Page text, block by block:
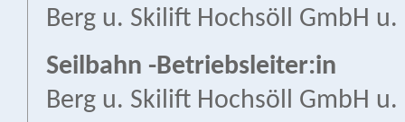
Berg u. Skilift Hochsöll GmbH u.
Seilbahn -Betriebsleiter:in
Berg u. Skilift Hochsöll GmbH u.